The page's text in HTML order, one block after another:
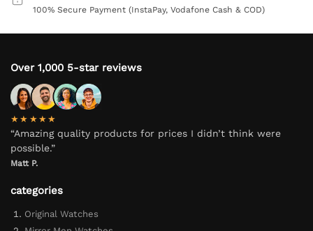
100% Secure Payment (InstaPay, Vodafone Cash & COD)
Over 1,000 5-star reviews
★★★★★
“Amazing quality products for prices I didn’t think were
possible.”
Matt P.
categories
Original Watches